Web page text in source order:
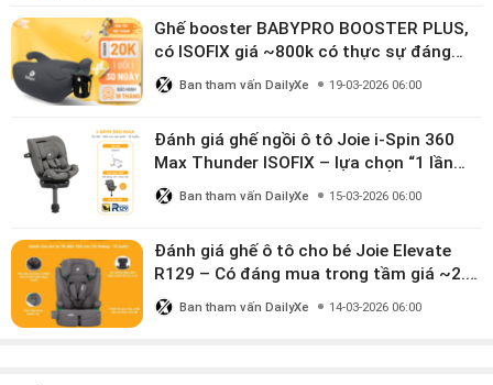
Ghế booster BABYPRO BOOSTER PLUS,
có ISOFIX giá ~800k có thực sự đáng
mua?
Ban tham vấn DailyXe 19-03-2026 06:00
Đánh giá ghế ngồi ô tô Joie i-Spin 360
Max Thunder ISOFIX – lựa chọn “1 lần
dùng đến 12 năm” có đáng giá gần 9
triệu?
Ban tham vấn DailyXe 15-03-2026 06:00
Đánh giá ghế ô tô cho bé Joie Elevate
R129 – Có đáng mua trong tầm giá ~2.8
triệu?
Ban tham vấn DailyXe 14-03-2026 06:00